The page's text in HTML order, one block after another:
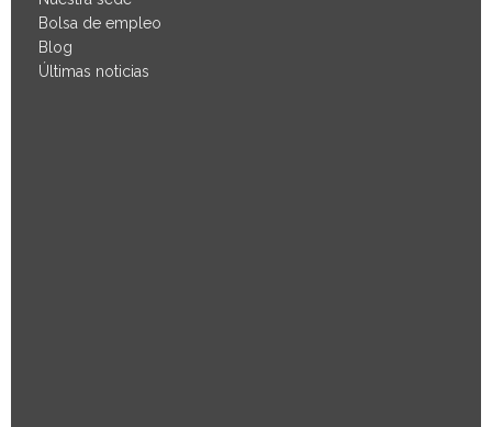
Bolsa de empleo
Blog
Últimas noticias